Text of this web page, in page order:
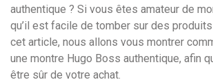
authentique ? Si vous êtes amateur de
qu’il est facile de tomber sur des
cet article, nous allons vous montrer
une montre Hugo Boss authentique, afin
être sûr de votre achat.